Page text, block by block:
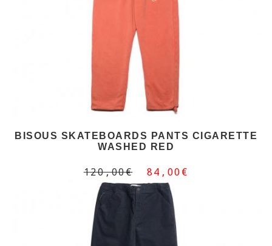
BISOUS SKATEBOARDS PANTS CIGARETTE
WASHED RED
120,00€ 84,00€